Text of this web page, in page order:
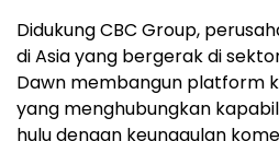
Didukung CBC Group,
di Asia yang bergerak di
Dawn membangun platform
yang menghubungkan
hulu dengan keunggulan